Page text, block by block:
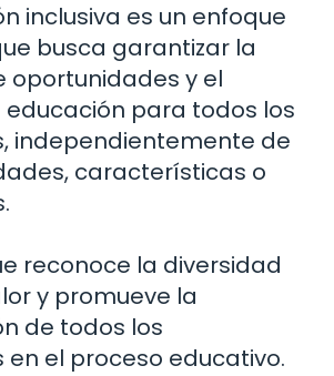
inclusiva es un enfoque
busca garantizar la
oportunidades y el
para todos los
independientemente de
características o
reconoce la diversidad
y promueve la
de todos los
el proceso educativo.